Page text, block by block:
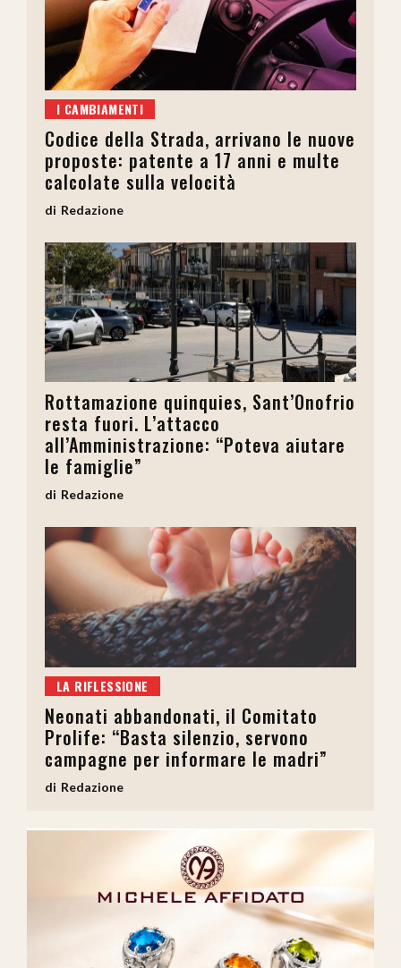
I CAMBIAMENTI
Codice della Strada, arrivano le nuove
proposte: patente a 17 anni e multe
calcolate sulla velocità
Redazione
Rottamazione quinquies, Sant’Onofrio
resta fuori. L’attacco
all’Amministrazione: “Poteva aiutare
le famiglie”
Redazione
LA RIFLESSIONE
Neonati abbandonati, il Comitato
Prolife: “Basta silenzio, servono
campagne per informare le madri”
Redazione